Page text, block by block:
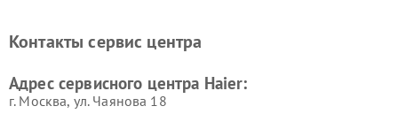
Ремонт роботов-пылесосов
Ремонт посудомоечных
Контакты сервис центра
Адрес сервисного центра Haier:
г. Москва, ул. Чаянова 18